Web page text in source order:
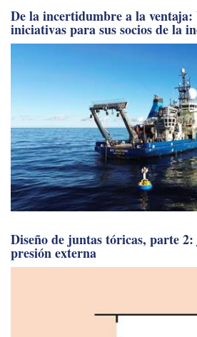
De la incertidumbre a la ventaja:
iniciativas para sus socios de la